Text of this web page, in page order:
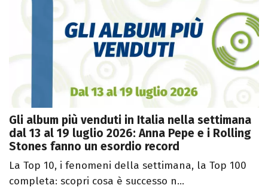
Gli album più venduti in Italia nella settimana
dal 13 al 19 luglio 2026: Anna Pepe e i Rolling
Stones fanno un esordio record
La Top 10, i fenomeni della settimana, la Top 100
completa: scopri cosa è successo n...